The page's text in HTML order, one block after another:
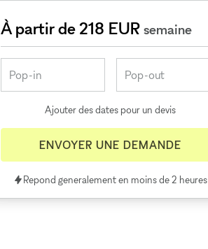
À partir de 218 EURsemaine
Ajouter des dates pour un devis
ENVOYER UNE DEMANDE
Repond generalement en moins de 2 heures